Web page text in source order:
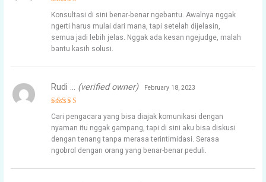
out of 5
Konsultasi di sini benar-benar ngebantu. Awalnya nggak
ngerti harus mulai dari mana, tapi setelah dijelasin,
semua jadi lebih jelas. Nggak ada kesan ngejudge, malah
bantu kasih solusi.
out of 5
Rudi … (verified owner) February 18, 2023
Cari pengacara yang bisa diajak komunikasi dengan
nyaman itu nggak gampang, tapi di sini aku bisa diskusi
dengan tenang tanpa merasa terintimidasi. Serasa
ngobrol dengan orang yang benar-benar peduli.